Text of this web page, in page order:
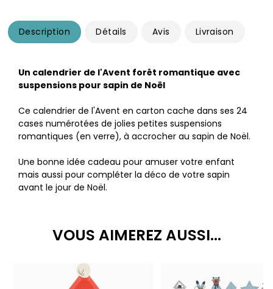
Description Détails Avis Livraison
Un calendrier de l'Avent forêt romantique avec
suspensions pour sapin de Noël
Ce calendrier de l'Avent en carton cache dans ses 24
cases numérotées de jolies petites suspensions
romantiques (en verre), à accrocher au sapin de Noël.
Une bonne idée cadeau pour amuser votre enfant
mais aussi pour compléter la déco de votre sapin
avant le jour de Noël.
VOUS AIMEREZ AUSSI...